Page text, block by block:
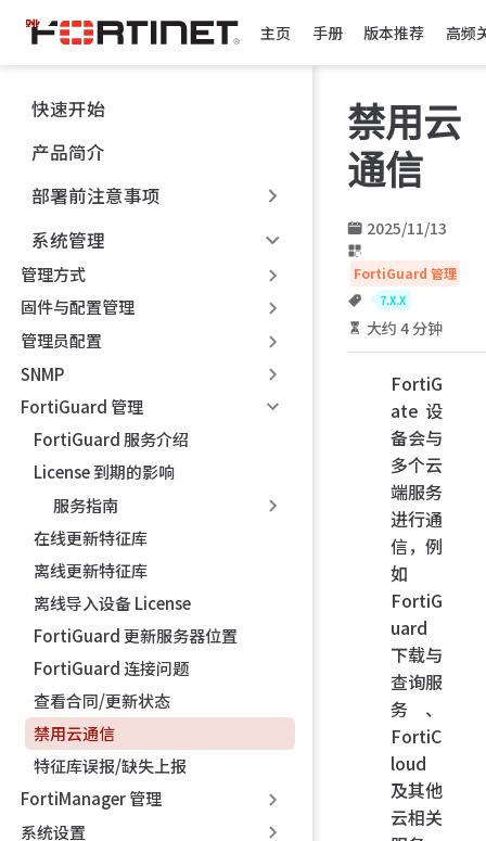
跳
至
主
內
容
主页 手册 版本推荐 高频
快速开始
产品简介
部署前注意事项
系统管理
管理方式
固件与配置管理
管理员配置
SNMP
FortiGuard 管理
FortiGuard 服务介绍
License 到期的影响
服务指南
在线更新特征库
离线更新特征库
离线导入设备 License
FortiGuard 更新服务器位置
FortiGuard 连接问题
查看合同/更新状态
禁用云通信
特征库误报/缺失上报
FortiManager 管理
系统设置
禁用云
通信
2025/11/13
FortiGuard 管理
7.X.X
大约 4 分钟
FortiG
ate 设
备会与
多个云
端服务
进行通
信，例
如
FortiG
uard
下载与
查询服
务、
FortiC
loud
及其他
云相关